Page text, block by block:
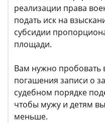
реализации права
подать иск на
субсидии
площади.
Вам нужно пробовать
погашения записи о
судебном порядке
чтобы мужу и детям
меньше.